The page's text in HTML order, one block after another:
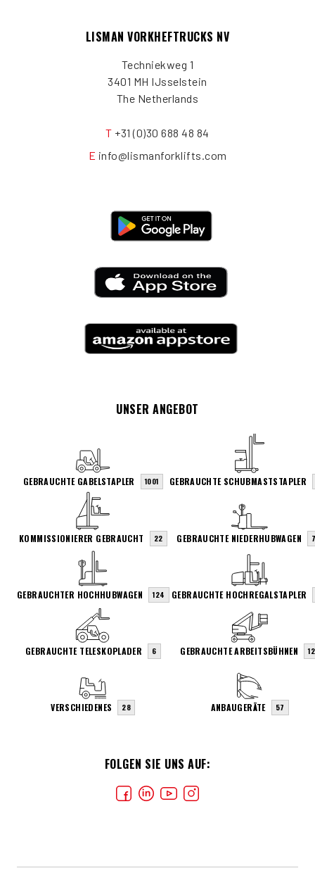
LISMAN VORKHEFTRUCKS NV
Techniekweg 1
3401 MH IJsselstein
The Netherlands
T +31 (0)30 688 48 84
E info@lismanforklifts.com
FOLGEN SIE UNS AUF:
UNSER ANGEBOT
GEBRAUCHTE GABELSTAPLER 1001 GEBRAUCHTE SCHUBMASTSTAPLER
KOMMISSIONIERER GEBRAUCHT 22 GEBRAUCHTE NIEDERHUBWAGEN
GEBRAUCHTER HOCHHUBWAGEN 124 GEBRAUCHTE HOCHREGALSTAPLER
GEBRAUCHTE TELESKOPLADER 6 GEBRAUCHTE ARBEITSBÜHNEN 12
VERSCHIEDENES 28 ANBAUGERÄTE 57